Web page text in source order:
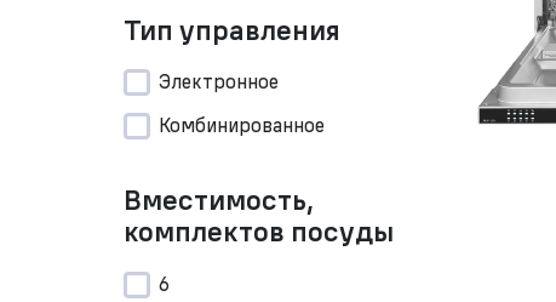
Тип управления
Электронное
Комбинированное
Вместимость,
комплектов посуды
6